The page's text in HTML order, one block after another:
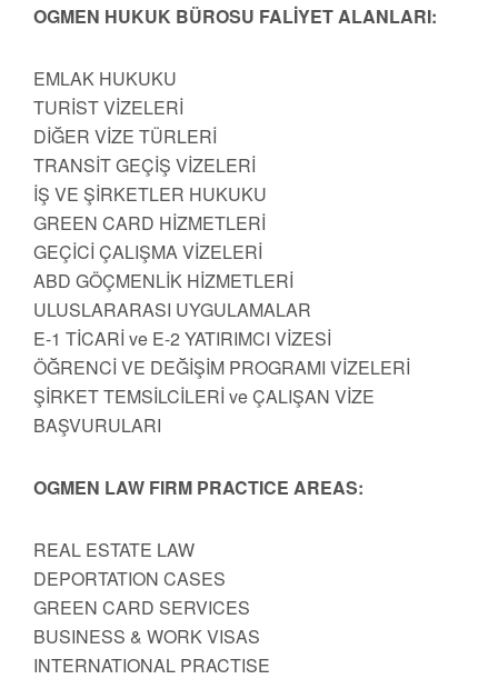
OGMEN HUKUK BÜROSU FALİYET ALANLARI:
EMLAK HUKUKU
TURİST VİZELERİ
DİĞER VİZE TÜRLERİ
TRANSİT GEÇİŞ VİZELERİ
İŞ VE ŞİRKETLER HUKUKU
GREEN CARD HİZMETLERİ
GEÇİCİ ÇALIŞMA VİZELERİ
ABD GÖÇMENLİK HİZMETLERİ
ULUSLARARASI UYGULAMALAR
E-1 TİCARİ ve E-2 YATIRIMCI VİZESİ
ÖĞRENCİ VE DEĞİŞİM PROGRAMI VİZELERİ
ŞİRKET TEMSİLCİLERİ ve ÇALIŞAN VİZE
BAŞVURULARI
OGMEN LAW FIRM PRACTICE AREAS:
REAL ESTATE LAW
DEPORTATION CASES
GREEN CARD SERVICES
BUSINESS & WORK VISAS
INTERNATIONAL PRACTISE